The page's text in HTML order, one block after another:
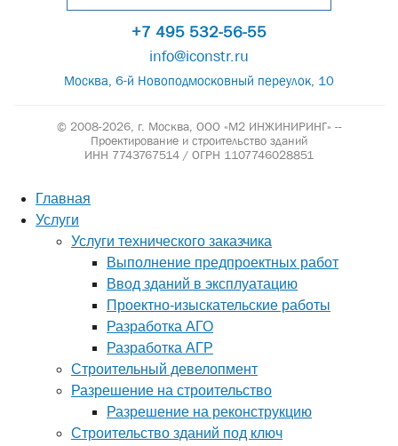
+7 495 532-56-55
info@iconstr.ru
Москва, 6-й Новоподмосковный переулок, 10
© 2008-2026, г. Москва, ООО «М2 ИНЖИНИРИНГ» --
Проектирование и строительство зданий
ИНН 7743767514 / ОГРН 1107746028851
Главная
Услуги
Услуги технического заказчика
Выполнение предпроектных работ
Ввод зданий в эксплуатацию
Проектно-изыскательские работы
Разработка АГО
Разработка АГР
Строительный девелопмент
Разрешение на строительство
Разрешение на реконструкцию
Строительство зданий под ключ